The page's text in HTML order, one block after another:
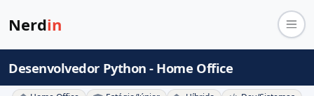
Nerdin
Desenvolvedor Python - Home Office